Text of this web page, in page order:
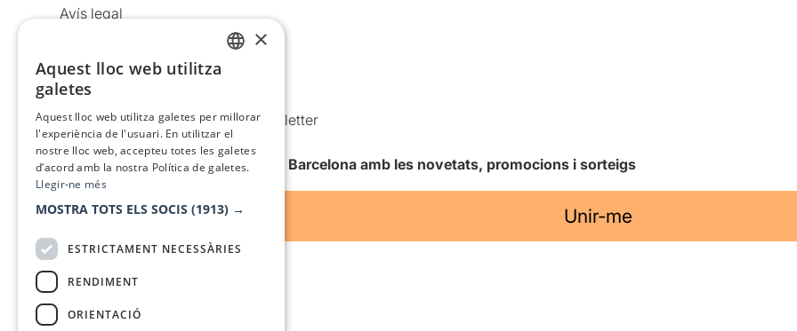
Avís legal
Política de cookies
Condicions d’ús
Comunicacions comercials i Newsletter
Anuncia’t
Vull rebre la newsletter de Teatre Barcelona amb les novetats, promocions i sorteigs
Unir-me
Amb el suport de
×
Aquest lloc web utilitza
galetes
Aquest lloc web utilitza galetes per millorar
l'experiència de l'usuari. En utilitzar el
nostre lloc web, accepteu totes les galetes
d’acord amb la nostra Política de galetes.
Llegir-ne més
MOSTRA TOTS ELS SOCIS (1913) →
ESTRICTAMENT NECESSÀRIES
RENDIMENT
ORIENTACIÓ